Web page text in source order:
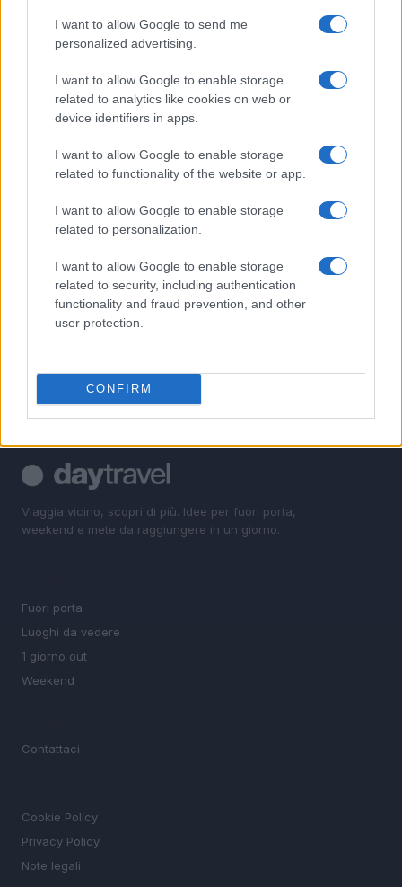
I want to allow Google to send me
personalized advertising.
I want to allow Google to enable storage
related to analytics like cookies on web or
device identifiers in apps.
I want to allow Google to enable storage
related to functionality of the website or app.
I want to allow Google to enable storage
related to personalization.
I want to allow Google to enable storage
related to security, including authentication
functionality and fraud prevention, and other
user protection.
CONFIRM
PIÙ LETTI
Temporali violenti al Nord e bollino rosso per il caldo: il
Oroscopo del weekend: cosa aspettarsi il 8 e 9 agosto
Guida ai bollini del traffico per scegliere il weekend
giusto
Weekend vicino casa: 20 idee smart senza auto e a
budget mini
Le riprese del nuovo film di Adam Sandler in Italia:
Viaggia vicino, scopri di più. Idee per fuori porta,
weekend e mete da raggiungere in un giorno.
Fuori porta
Luoghi da vedere
1 giorno out
Weekend
Contattaci
Cookie Policy
Privacy Policy
Note legali